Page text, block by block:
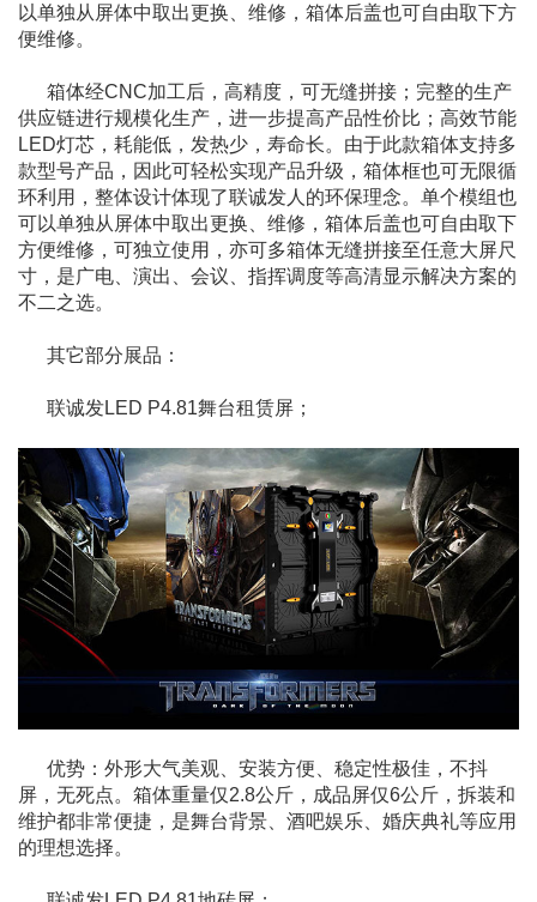
以单独从屏体中取出更换、维修，箱体后盖也可自由取下方
便维修。
箱体经CNC加工后，高精度，可无缝拼接；完整的生产
供应链进行规模化生产，进一步提高产品性价比；高效节能
LED灯芯，耗能低，发热少，寿命长。由于此款箱体支持多
款型号产品，因此可轻松实现产品升级，箱体框也可无限循
环利用，整体设计体现了联诚发人的环保理念。单个模组也
可以单独从屏体中取出更换、维修，箱体后盖也可自由取下
方便维修，可独立使用，亦可多箱体无缝拼接至任意大屏尺
寸，是广电、演出、会议、指挥调度等高清显示解决方案的
不二之选。
其它部分展品：
联诚发LED P4.81舞台租赁屏；
优势：外形大气美观、安装方便、稳定性极佳，不抖
屏，无死点。箱体重量仅2.8公斤，成品屏仅6公斤，拆装和
维护都非常便捷，是舞台背景、酒吧娱乐、婚庆典礼等应用
的理想选择。